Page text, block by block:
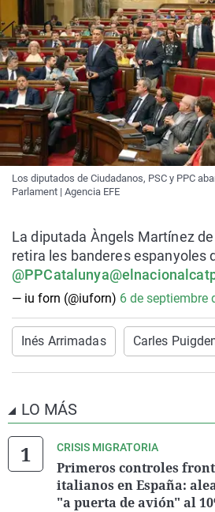
Los diputados de Ciudadanos, PSC y PPC
Parlament | Agencia EFE
La diputada Àngels Martínez de
retira les banderes espanyoles
@PPCatalunya@elnacionalcat
— iu forn (@iuforn) 6 de septiembre
Inés Arrimadas Carles
LO MÁS
CRISIS MIGRATORIA
Primeros controles
italianos en España:
"a puerta de avión" al